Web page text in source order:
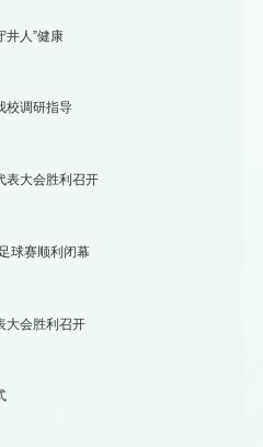
井人”健康
校调研指导
表大会胜利召开
球赛顺利闭幕
大会胜利召开